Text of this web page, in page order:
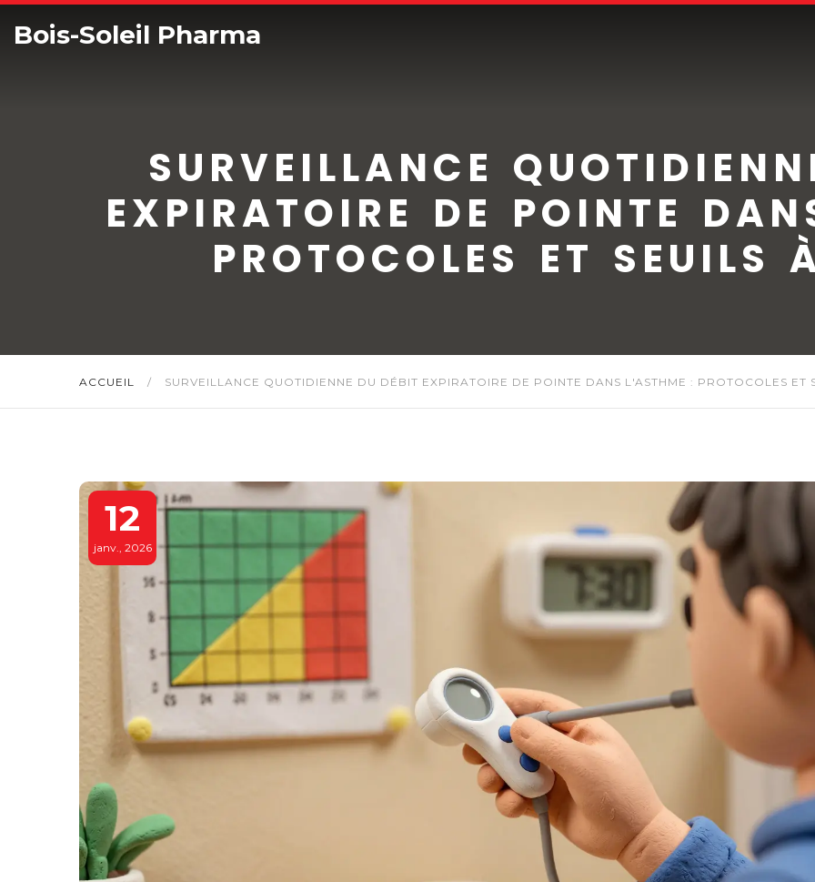
Bois-Soleil Pharma
SURVEILLANCE
EXPIRATOIRE DE POINTE
PROTOCOLES ET SEUILS
ACCUEIL / SURVEILLANCE QUOTIDIENNE DU DÉBIT EXPIRATOIRE DE POINTE DANS L'ASTHME : PROTOCOLES ET
12
janv., 2026